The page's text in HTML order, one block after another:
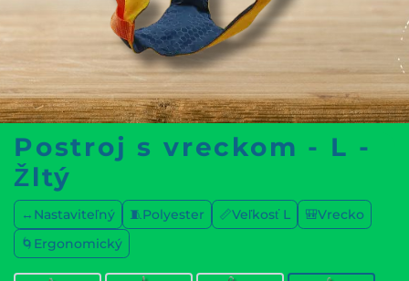
Postroj s vreckom - L -
Žltý
↔️Nastaviteľný 🧵Polyester 📏Veľkosť L
🎒Vrecko
🌀Ergonomický